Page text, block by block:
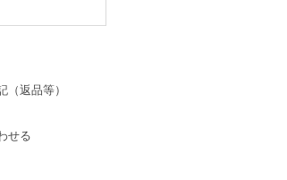
（返品等）
せる